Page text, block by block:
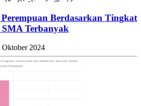
Berdasarkan Tingkat
Terbanyak
Oktober 2024